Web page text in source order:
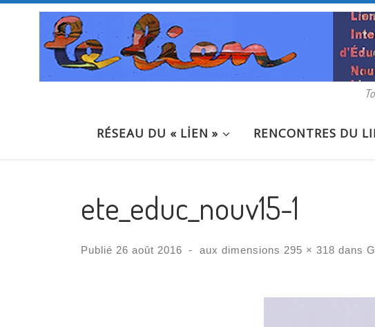
Passer au contenu
RÉSEAU DU « LİEN » RENCONTRES DU
ete_educ_nouv15-1
Publié 26 août 2016 - aux dimensions 295 × 318 dans
Navigation des images